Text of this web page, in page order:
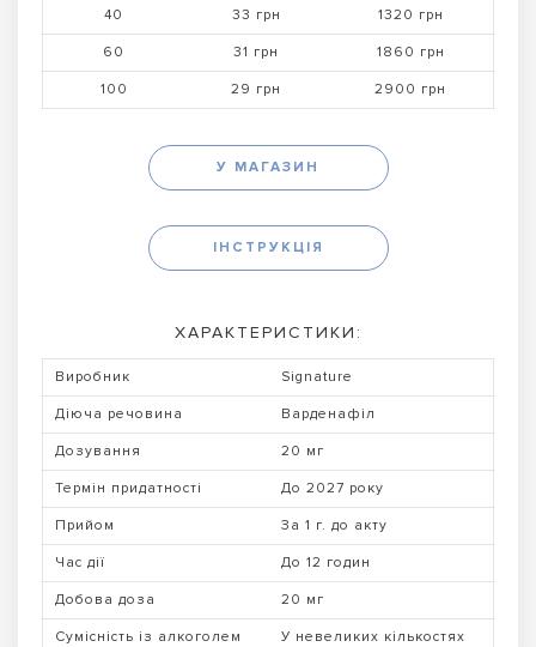
40 33 грн 1320 грн
60 31 грн 1860 грн
100 29 грн 2900 грн
У МАГАЗИН
ІНСТРУКЦІЯ
ХАРАКТЕРИСТИКИ:
Виробник Signature
Діюча речовина Варденафіл
Дозування 20 мг
Термін придатності До 2027 року
Прийом За 1 г. до акту
Час дії До 12 годин
Добова доза 20 мг
Сумісність із алкоголем У невеликих кількостях